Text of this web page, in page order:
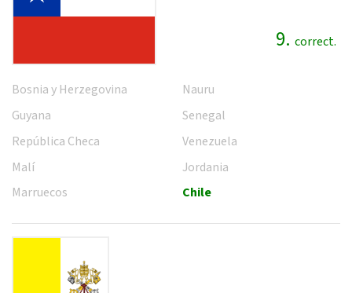
9. correct.
Bosnia y Herzegovina
Guyana
República Checa
Malí
Marruecos
Nauru
Senegal
Venezuela
Jordania
Chile